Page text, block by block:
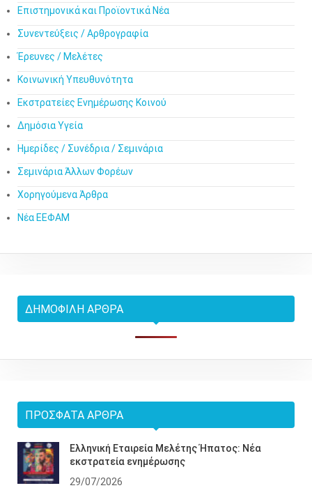
Επιστημονικά και Προϊοντικά Νέα
Συνεντεύξεις / Αρθρογραφία
Έρευνες / Μελέτες
Κοινωνική Υπευθυνότητα
Εκστρατείες Ενημέρωσης Κοινού
Δημόσια Υγεία
Ημερίδες / Συνέδρια / Σεμινάρια
Σεμινάρια Άλλων Φορέων
Χορηγούμενα Άρθρα
Νέα ΕΕΦΑΜ
ΔΗΜΟΦΙΛΉ ΆΡΘΡΑ
ΠΡΌΣΦΑΤΑ ΆΡΘΡΑ
Ελληνική Εταιρεία Μελέτης Ήπατος: Νέα
εκστρατεία ενημέρωσης
29/07/2026